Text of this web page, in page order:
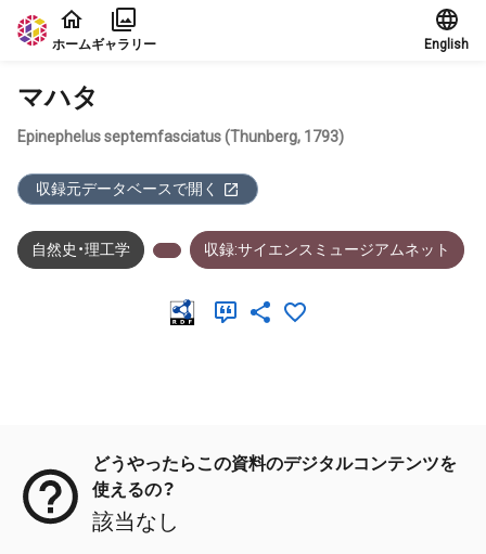
本文に飛ぶ
ホームギャラリー English
マハタ
Epinephelus septemfasciatus (Thunberg, 1793)
収録元データベースで開く
自然史・理工学 収録:サイエンスミュージアムネット
どうやったらこの資料のデジタルコンテンツを
使えるの？
該当なし